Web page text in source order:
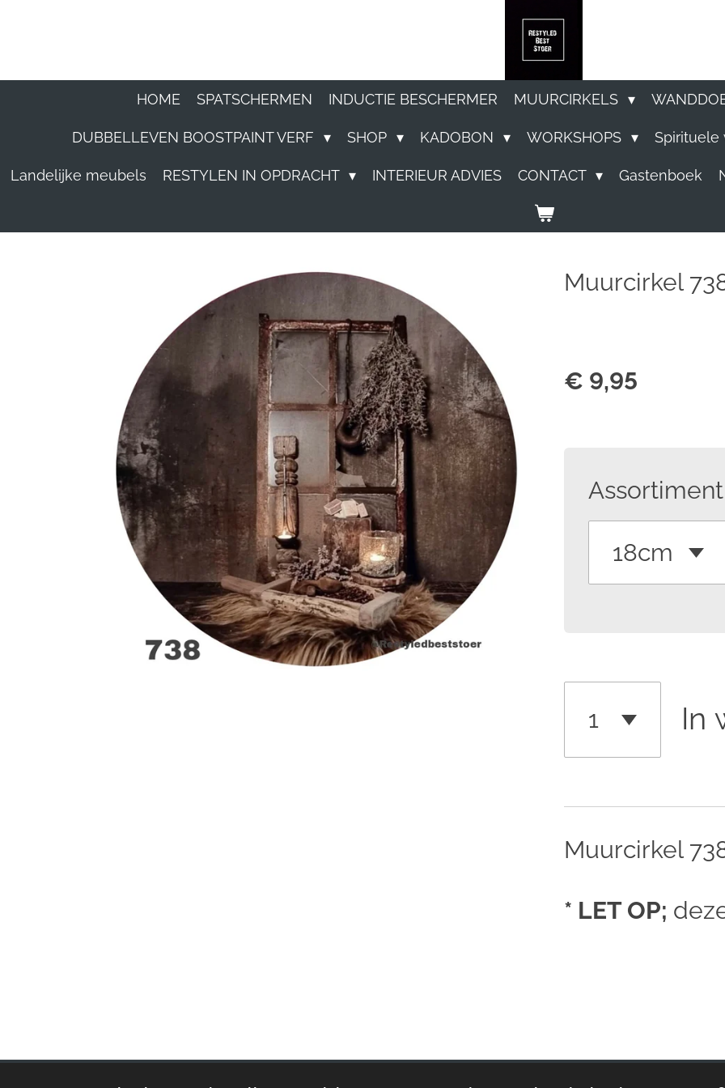
hoofdinhoud
HOME SPATSCHERMEN INDUCTIE BESCHERMER MUURCIRKELS
DUBBELLEVEN BOOSTPAINT VERF SHOP KADOBON WORKSHOPS Spirituele
Landelijke meubels RESTYLEN IN OPDRACHT INTERIEUR ADVIES CONTACT Gastenboek
Muurcirkel
€ 9,95
Assortiment
In
Muurcirkel
* LET OP;